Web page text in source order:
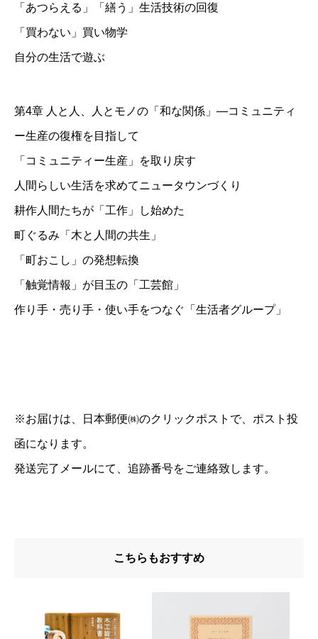
「あつらえる」「繕う」生活技術の回復
「買わない」買い物学
自分の生活で遊ぶ
第4章 人と人、人とモノの「和な関係」―コミュニティ
ー生産の復権を目指して
「コミュニティー生産」を取り戻す
人間らしい生活を求めてニュータウンづくり
耕作人間たちが「工作」し始めた
町ぐるみ「木と人間の共生」
「町おこし」の発想転換
「触覚情報」が目玉の「工芸館」
作り手・売り手・使い手をつなぐ「生活者グループ」
※お届けは、日本郵便㈱のクリックポストで、ポスト投
函になります。
発送完了メールにて、追跡番号をご連絡致します。
こちらもおすすめ